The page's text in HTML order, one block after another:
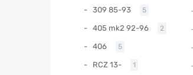
309 85-93 5
405 mk2 92-96 2
406 5
RCZ 13- 1